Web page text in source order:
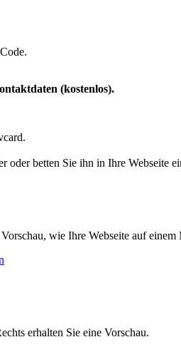
(kostenlos).
oder betten Sie ihn in Ihre Webseite
wie Ihre Webseite auf einem
erhalten Sie eine Vorschau.